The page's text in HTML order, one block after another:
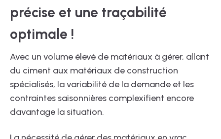
précise et une traçabilité
optimale !
Avec un volume élevé de matériaux à gérer, allant
du ciment aux matériaux de construction
spécialisés, la variabilité de la demande et les
contraintes saisonnières complexifient encore
davantage la situation.